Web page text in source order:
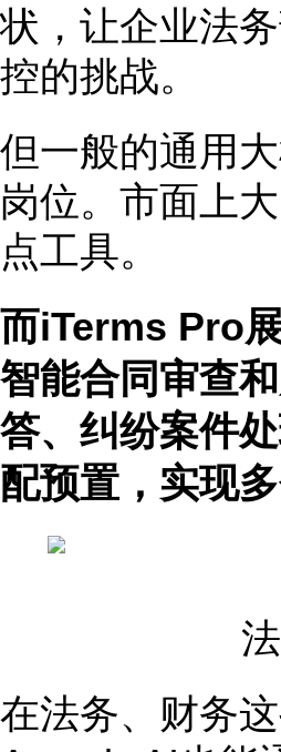
状，让企业法
控的挑战。
但一般的通用
岗位。市面上
点工具。
而iTerms Pro
智能合同审查
答、纠纷案件
配预置，实现
在法务、财务